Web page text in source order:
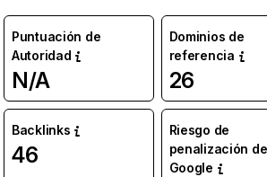
Puntuación de
Autoridad
N/A
Dominios de
referencia
26
Backlinks
46
Riesgo de
penalización de
Google